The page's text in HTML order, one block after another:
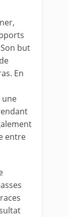
but
En
entre